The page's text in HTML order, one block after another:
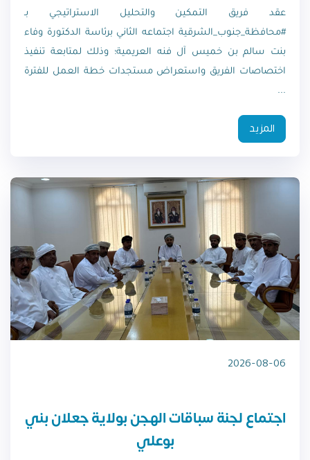
عقد فريق التمكين والتحليل الاستراتيجي بـ
#محافظة_جنوب_الشرقية اجتماعه الثاني برئاسة الدكتورة وفاء
بنت سالم بن خميس آل فنه العريمية؛ وذلك لمتابعة تنفيذ
اختصاصات الفريق واستعراض مستجدات خطة العمل للفترة
...
المزيد
2026-08-06
اجتماع لجنة سباقات الهجن بولاية جعلان بني
بوعلي